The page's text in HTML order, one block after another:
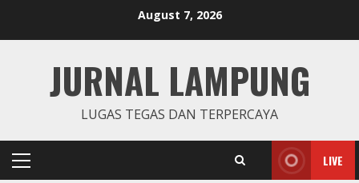
August 7, 2026
JURNAL LAMPUNG
LUGAS TEGAS DAN TERPERCAYA
Primary
LIVE